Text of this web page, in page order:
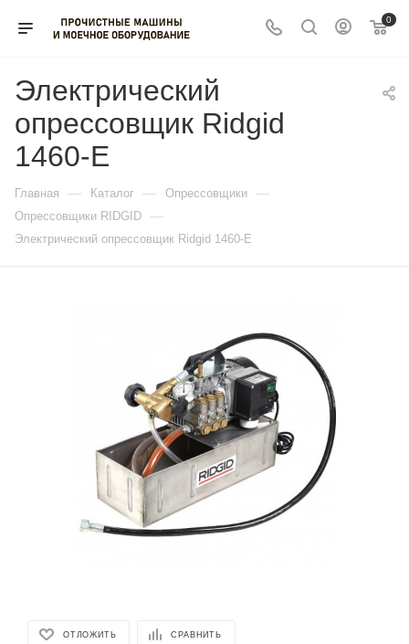
0
Электрический
опрессовщик Ridgid
1460-E
Главная — Каталог — Опрессовщики —
Опрессовщики RIDGID —
Электрический опрессовщик Ridgid 1460-E
ОТЛОЖИТЬ СРАВНИТЬ